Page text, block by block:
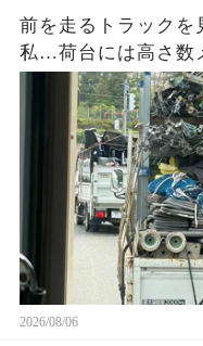
前を走るトラックを
私…荷台には高さ数
『これ大丈夫？』
を見返して気づい
2026/08/06